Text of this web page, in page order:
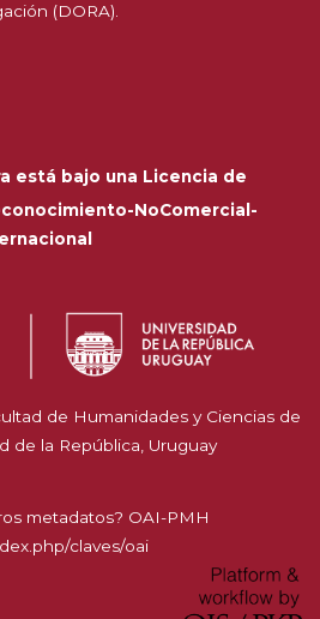
(DORA).
está bajo una Licencia de
NoComercial-
de Humanidades y Ciencias de
de la República, Uruguay
metadatos? OAI-PMH
claves/oai